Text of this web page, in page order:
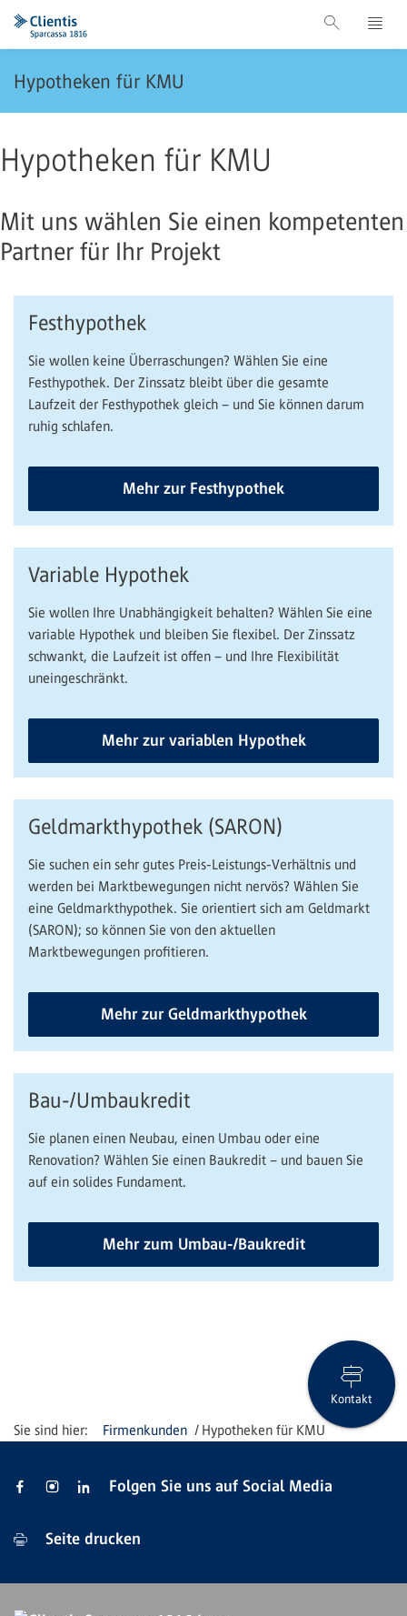
Hypotheken für KMU
Hypotheken für KMU
Mit uns wählen Sie einen kompetenten
Partner für Ihr Projekt
Festhypothek
Sie wollen keine Überraschungen? Wählen Sie eine
Festhypothek. Der Zinssatz bleibt über die gesamte
Laufzeit der Festhypothek gleich – und Sie können darum
ruhig schlafen.
Mehr zur Festhypothek
Variable Hypothek
Sie wollen Ihre Unabhängigkeit behalten? Wählen Sie eine
variable Hypothek und bleiben Sie flexibel. Der Zinssatz
schwankt, die Laufzeit ist offen – und Ihre Flexibilität
uneingeschränkt.
Mehr zur variablen Hypothek
Geldmarkthypothek (SARON)
Sie suchen ein sehr gutes Preis-Leistungs-Verhältnis und
werden bei Marktbewegungen nicht nervös? Wählen Sie
eine Geldmarkthypothek. Sie orientiert sich am Geldmarkt
(SARON); so können Sie von den aktuellen
Marktbewegungen profitieren.
Mehr zur Geldmarkthypothek
Bau-/Umbaukredit
Sie planen einen Neubau, einen Umbau oder eine
Renovation? Wählen Sie einen Baukredit – und bauen Sie
auf ein solides Fundament.
Mehr zum Umbau-/Baukredit
Firmenkunden Hypotheken für KMU
Kontakt
Folgen Sie uns auf Social Media
Seite drucken